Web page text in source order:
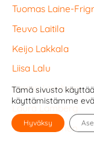
Tuomas Laine-
Teuvo Laitila
Keijo Lakkala
Liisa Lalu
Emma Lamberg
Laura Lamberg
Venla Lankinen
Tämä sivusto
käyttämistämme
Hyväksy